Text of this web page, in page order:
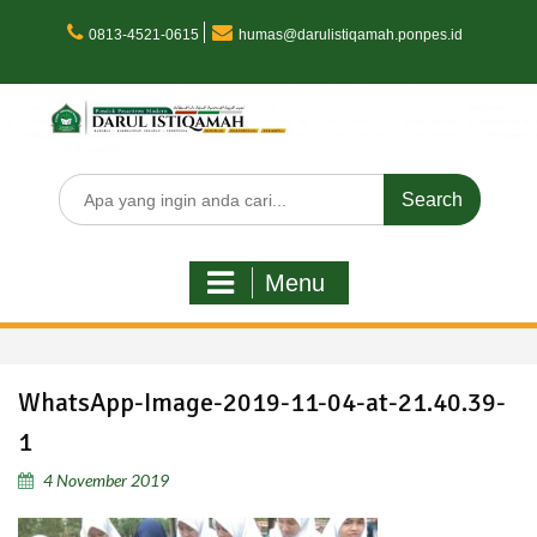
0813-4521-0615 humas@darulistiqamah.ponpes.id
Search
for:
Menu
WhatsApp-Image-2019-11-04-at-21.40.39-
1
4 November 2019